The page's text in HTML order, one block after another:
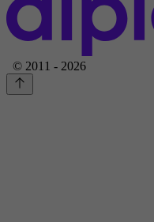
© 2011 - 2026